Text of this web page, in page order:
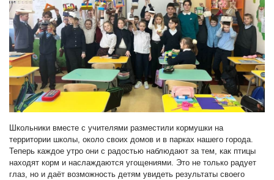
Школьники вместе с учителями разместили кормушки на
территории школы, около своих домов и в парках нашего города.
Теперь каждое утро они с радостью наблюдают за тем, как птицы
находят корм и наслаждаются угощениями. Это не только радует
глаз, но и даёт возможность детям увидеть результаты своего